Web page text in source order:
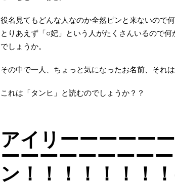
役名見てもどんな人なのか全然ピンと来ないので
とりあえず「○妃」という人がたくさんいるので
でしょうか。
その中で一人、ちょっと気になったお名前、それは
これは「タンヒ」と読むのでしょうか？？
アイリーーーーー
ーーーーーーーー
ン！！！！！！！